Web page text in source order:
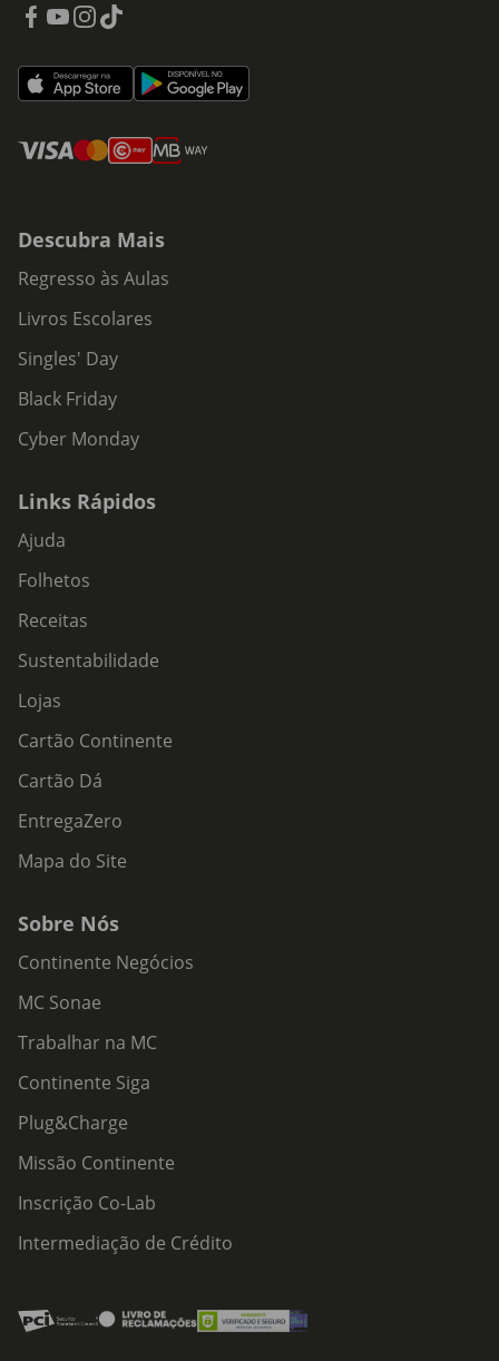
Descubra Mais
Regresso às Aulas
Livros Escolares
Singles' Day
Black Friday
Cyber Monday
Links Rápidos
Ajuda
Folhetos
Receitas
Sustentabilidade
Lojas
Cartão Continente
Cartão Dá
EntregaZero
Mapa do Site
Sobre Nós
Continente Negócios
MC Sonae
Trabalhar na MC
Continente Siga
Plug&Charge
Missão Continente
Inscrição Co-Lab
Intermediação de Crédito